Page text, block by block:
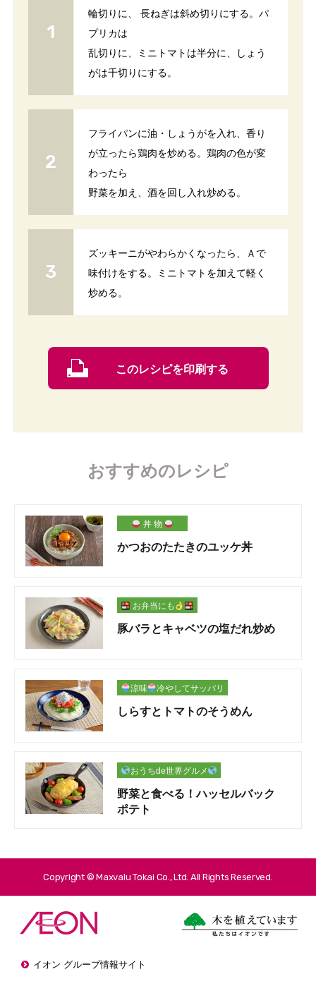
輪切りに、 長ねぎは斜め切りにする。パ
プリカは
乱切りに、ミニトマトは半分に、しょう
がは千切りにする。
フライパンに油・しょうがを入れ、香り
が立ったら鶏肉を炒める。鶏肉の色が変
わったら
野菜を加え、酒を回し入れ炒める。
ズッキーニがやわらかくなったら、Ａで
味付けをする。ミニトマトを加えて軽く
炒める。
このレシピを印刷する
おすすめのレシピ
丼 物
かつおのたたきのユッケ丼
お弁当にも
豚バラとキャベツの塩だれ炒め
涼味 冷やしてサッパリ
しらすとトマトのそうめん
おうちde世界グルメ
野菜と食べる！ハッセルバック
ポテト
Copyright © Maxvalu Tokai Co., Ltd. All Rights Reserved.
イオン グループ情報サイト